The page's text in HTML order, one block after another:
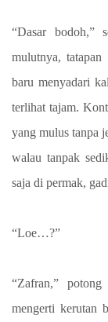
“Dasar bodoh,”
mulutnya,
baru menyadari
terlihat tajam.
yang mulus tanpa
walau tanpak
saja di permak,
“Loe…?”
“Zafran,”
mengerti kerutan